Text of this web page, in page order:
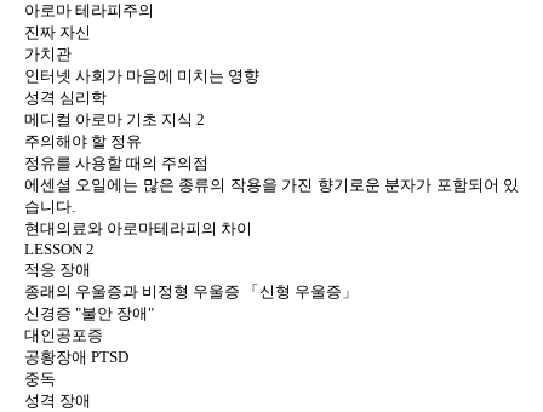
아로마 테라피주의
진짜 자신
가치관
인터넷 사회가 마음에 미치는 영향
성격 심리학
메디컬 아로마 기초 지식 2
주의해야 할 정유
정유를 사용할 때의 주의점
에센셜 오일에는 많은 종류의 작용을 가진 향기로운 분자가 포함되어 있
습니다.
현대의료와 아로마테라피의 차이
LESSON 2
적응 장애
종래의 우울증과 비정형 우울증 「신형 우울증」
신경증 "불안 장애"
대인공포증
공황장애 PTSD
중독
성격 장애